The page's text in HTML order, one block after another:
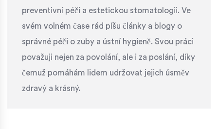
preventivní péči a estetickou stomatologii. Ve
svém volném čase rád píšu články a blogy o
správné péči o zuby a ústní hygieně. Svou práci
považuji nejen za povolání, ale i za poslání, díky
čemuž pomáhám lidem udržovat jejich úsměv
zdravý a krásný.